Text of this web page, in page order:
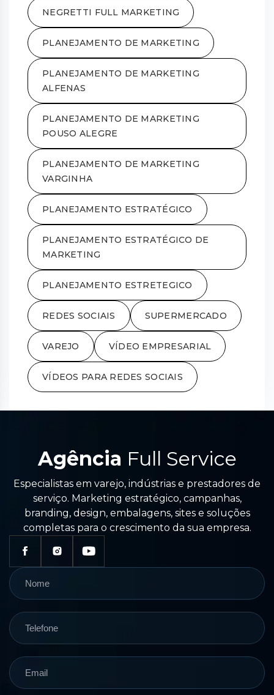
NEGRETTI FULL MARKETING
PLANEJAMENTO DE MARKETING
PLANEJAMENTO DE MARKETING
ALFENAS
PLANEJAMENTO DE MARKETING
POUSO ALEGRE
PLANEJAMENTO DE MARKETING
VARGINHA
PLANEJAMENTO ESTRATÉGICO
PLANEJAMENTO ESTRATÉGICO DE
MARKETING
PLANEJAMENTO ESTRETEGICO
REDES SOCIAIS SUPERMERCADO
VAREJO VÍDEO EMPRESARIAL
VÍDEOS PARA REDES SOCIAIS
Agência Full Service
Especialistas em varejo, indústrias e prestadores de
serviço. Marketing estratégico, campanhas,
branding, design, embalagens, sites e soluções
completas para o crescimento da sua empresa.